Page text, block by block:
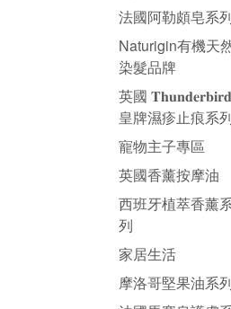
法國阿勒頗皂系
Naturigin有機天
染髮品牌
英國 𝐓𝐡𝐮𝐧𝐝𝐞𝐫𝐛𝐢𝐫𝐝
皇牌濕疹止痕系
寵物主子專區
英國香薰按摩油
西班牙植萃香薰
列
家居生活
摩洛哥堅果油系